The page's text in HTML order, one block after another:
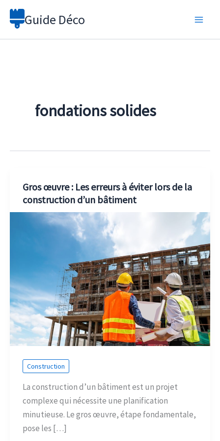
Aller
Guide Déco
fondations solides
Gros œuvre : Les erreurs à éviter lors de la
construction d’un bâtiment
Construction
La construction d’un bâtiment est un projet
complexe qui nécessite une planification
minutieuse. Le gros œuvre, étape fondamentale,
pose les […]